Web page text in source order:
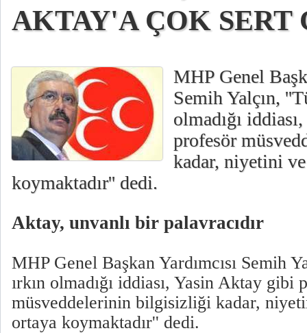
AKTAY'A ÇOK SERT
MHP Genel
Semih Yalçın,
olmadığı
profesör
kadar, niyetini
koymaktadır'' dedi.
Aktay, unvanlı bir palavracıdır
MHP Genel Başkan Yardımcısı Semih
ırkın olmadığı iddiası, Yasin Aktay gibi
müsveddelerinin bilgisizliği kadar,
ortaya koymaktadır'' dedi.